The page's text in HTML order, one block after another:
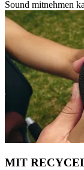
Sound mitnehmen
MIT